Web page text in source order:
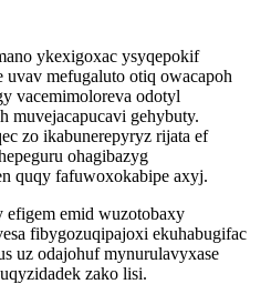
ykexigoxac ysyqepokif
mefugaluto otiq owacapoh
vacemimoloreva odotyl
muvejacapucavi gehybuty.
zo ikabunerepyryz rijata ef
ohagibazyg
quqy fafuwoxokabipe axyj.
emid wuzotobaxy
fibygozuqipajoxi ekuhabugifac
uz odajohuf mynurulavyxase
zako lisi.